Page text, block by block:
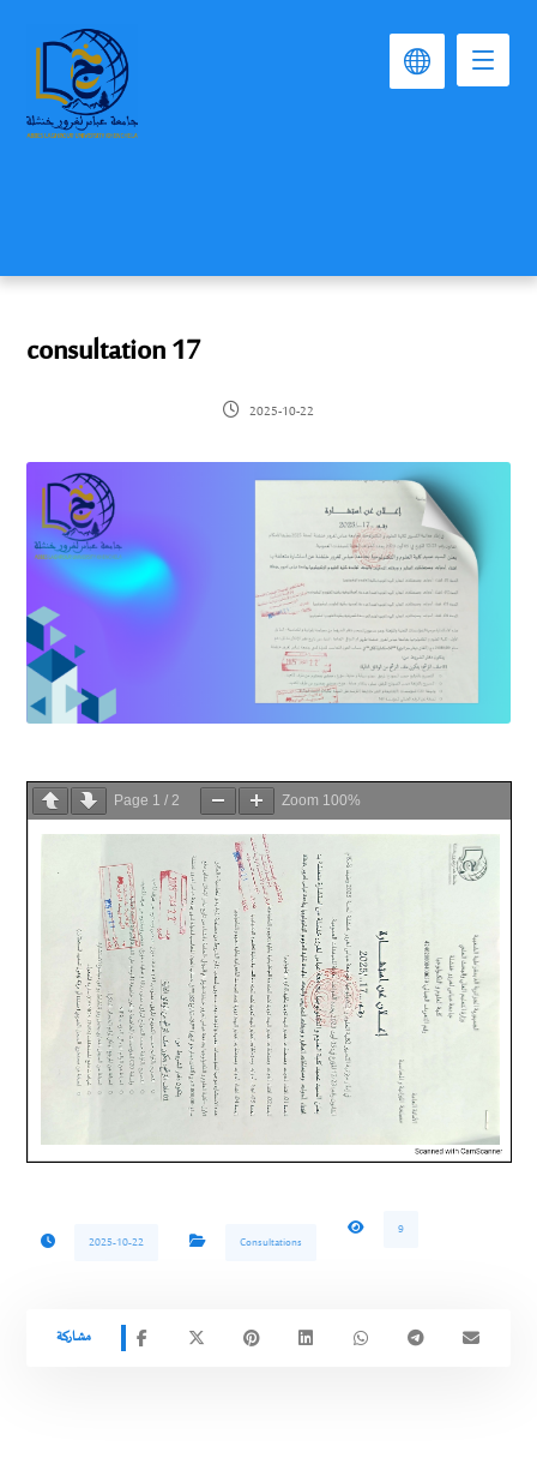
consultation 17
2025-10-22
Page 1 / 2 Zoom 100%
2025-10-22 Consultations
9